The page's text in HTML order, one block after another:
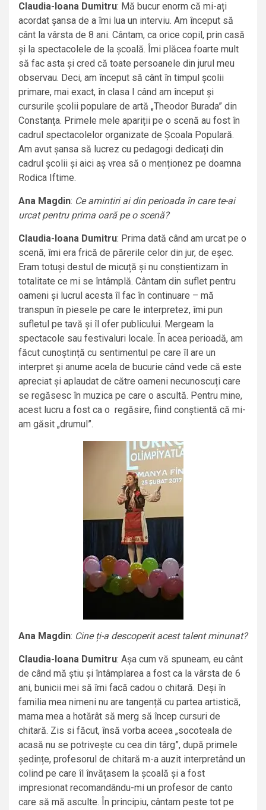
Claudia-Ioana Dumitru: Mă bucur enorm că mi-ați
acordat șansa de a îmi lua un interviu. Am început să
cânt la vârsta de 8 ani. Cântam, ca orice copil, prin casă
și la spectacolele de la școală. Îmi plăcea foarte mult
să fac asta și cred că toate persoanele din jurul meu
observau. Deci, am început să cânt în timpul școlii
primare, mai exact, în clasa I când am început și
cursurile școlii populare de artă „Theodor Burada” din
Constanța. Primele mele apariții pe o scenă au fost în
cadrul spectacolelor organizate de Școala Populară.
Am avut șansa să lucrez cu pedagogi dedicați din
cadrul școlii și aici aș vrea să o menționez pe doamna
Rodica Iftime.
Ana Magdin: Ce amintiri ai din perioada în care te-ai
urcat pentru prima oară pe o scenă?
Claudia-Ioana Dumitru: Prima dată când am urcat pe o
scenă, îmi era frică de părerile celor din jur, de eșec.
Eram totuși destul de micuță și nu conștientizam în
totalitate ce mi se întâmplă. Cântam din suflet pentru
oameni și lucrul acesta îl fac în continuare – mă
transpun în piesele pe care le interpretez, îmi pun
sufletul pe tavă și îl ofer publicului. Mergeam la
spectacole sau festivaluri locale. În acea perioadă, am
făcut cunoștință cu sentimentul pe care îl are un
interpret și anume acela de bucurie când vede că este
apreciat și aplaudat de către oameni necunoscuți care
se regăsesc în muzica pe care o ascultă. Pentru mine,
acest lucru a fost ca o regăsire, fiind conștientă că mi-
am găsit „drumul”.
Ana Magdin: Cine ți-a descoperit acest talent minunat?
Claudia-Ioana Dumitru: Așa cum vă spuneam, eu cânt
de când mă știu și întâmplarea a fost ca la vârsta de 6
ani, bunicii mei să îmi facă cadou o chitară. Deși în
familia mea nimeni nu are tangență cu partea artistică,
mama mea a hotărât să merg să încep cursuri de
chitară. Zis si făcut, însă vorba aceea „socoteala de
acasă nu se potrivește cu cea din târg”, după primele
ședințe, profesorul de chitară m-a auzit interpretând un
colind pe care îl învățasem la școală și a fost
impresionat recomandându-mi un profesor de canto
care să mă asculte. În principiu, cântam peste tot pe